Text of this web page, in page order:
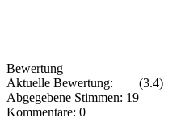
Bewertung
Aktuelle Bewertung:
(3.4)
Abgegebene Stimmen: 19
Kommentare: 0